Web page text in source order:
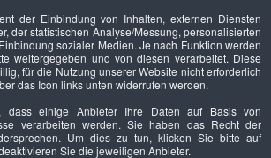
Urheberrechtsnachweise Nachhaltigkeit
Bundesverband Deutscher
der Einbindung von Inhalten, externen Diensten
der statistischen Analyse/Messung, personalisierten
sozialer Medien. Je nach Funktion werden
weitergegeben und von diesen verarbeitet. Diese
für die Nutzung unserer Website nicht erforderlich
das Icon links unten widerrufen werden.
dass einige Anbieter Ihre Daten auf Basis von
verarbeiten werden. Sie haben das Recht der
Um dies zu tun, klicken Sie bitte auf
Sie die jeweiligen Anbieter.